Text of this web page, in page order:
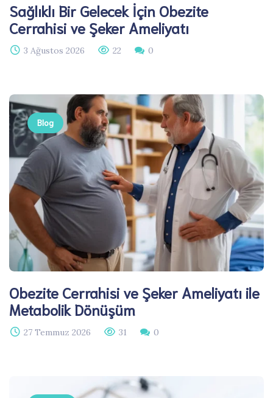
Sağlıklı Bir Gelecek İçin Obezite
Cerrahisi ve Şeker Ameliyatı
3 Ağustos 2026 22 0
Blog
Obezite Cerrahisi ve Şeker Ameliyatı ile
Metabolik Dönüşüm
27 Temmuz 2026 31 0